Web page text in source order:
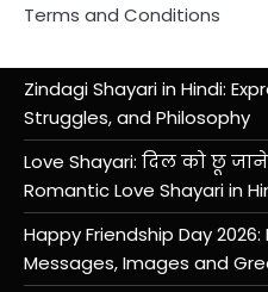
Terms and Conditions
Zindagi Shayari in Hindi:
Struggles, and Philosophy
Love Shayari: दिल को छू जाने
Romantic Love Shayari in
Happy Friendship Day
Messages, Images and